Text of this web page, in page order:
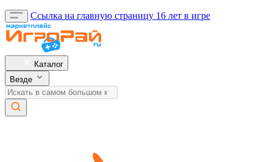
Ссылка на главную страницу 16 лет в игре
Каталог
Везде